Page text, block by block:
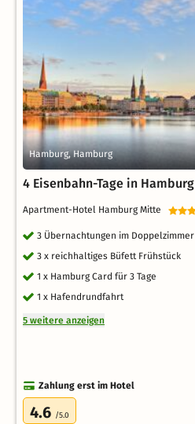
Hamburg, Hamburg
4 Eisenbahn-Tage in Hamburg
Apartment-Hotel Hamburg Mitte
3 Übernachtungen im Doppelzimmer
3 x reichhaltiges Büfett Frühstück
1 x Hamburg Card für 3 Tage
1 x Hafendrundfahrt
5 weitere anzeigen
Zahlung erst im Hotel
4.6 /5.0